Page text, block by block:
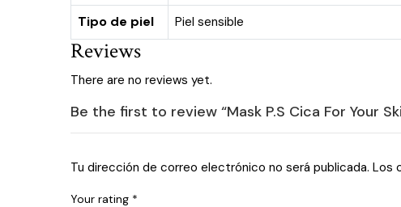
Tipo de piel Piel sensible
Reviews
There are no reviews yet.
Be the first to review “Mask P.S Cica For Your
Tu dirección de correo electrónico no será publicada. Los
Your rating *